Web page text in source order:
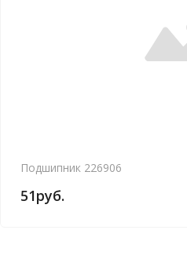
Подшипник 226906
51руб.